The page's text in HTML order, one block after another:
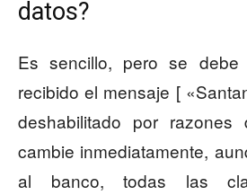
datos?
Es sencillo, pero se
recibido el mensaje [
deshabilitado por
cambie inmediatamente,
al banco, todas las